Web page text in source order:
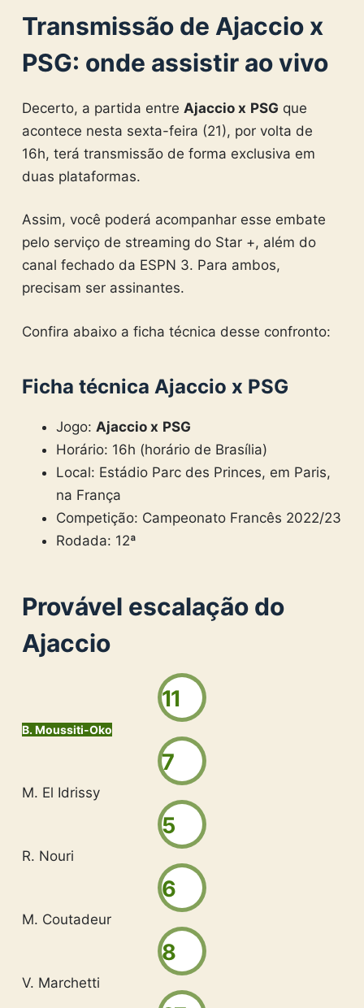
Transmissão de Ajaccio x
PSG: onde assistir ao vivo
Decerto, a partida entre Ajaccio x PSG que
acontece nesta sexta-feira (21), por volta de
16h, terá transmissão de forma exclusiva em
duas plataformas.
Assim, você poderá acompanhar esse embate
pelo serviço de streaming do Star +, além do
canal fechado da ESPN 3. Para ambos,
precisam ser assinantes.
Confira abaixo a ficha técnica desse confronto:
Ficha técnica Ajaccio x PSG
Jogo: Ajaccio x PSG
Horário: 16h (horário de Brasília)
Local: Estádio Parc des Princes, em Paris,
na França
Competição: Campeonato Francês 2022/23
Rodada: 12ª
Provável escalação do
Ajaccio
11
B. Moussiti-Oko
7
M. El Idrissy
5
R. Nouri
6
M. Coutadeur
8
V. Marchetti